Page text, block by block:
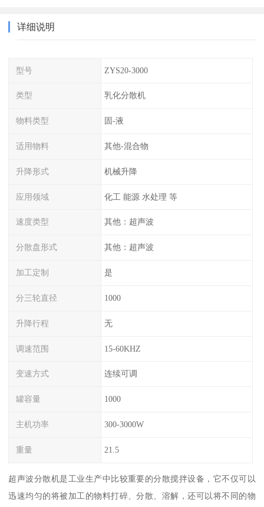
详细说明
型号 ZYS20-3000
类型 乳化分散机
物料类型 固-液
适用物料 其他-混合物
升降形式 机械升降
应用领域 化工 能源 水处理 等
速度类型 其他：超声波
分散盘形式 其他：超声波
加工定制 是
分三轮直径 1000
升降行程 无
调速范围 15-60KHZ
变速方式 连续可调
罐容量 1000
主机功率 300-3000W
重量 21.5
超声波分散机是工业生产中比较重要的分散搅拌设备，它不仅可以
迅速均匀的将被加工的物料打碎、分散、溶解，还可以将不同的物